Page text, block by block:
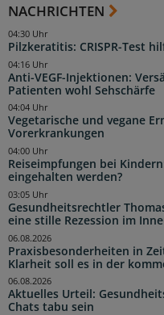
NACHRICHTEN
Pilzkeratitis: CRISPR-Test
04:30 Uhr
Anti-VEGF-Injektionen:
Patienten wohl Sehschärfe
04:16 Uhr
Vegetarische und vegane
Vorerkrankungen
04:04 Uhr
Reiseimpfungen bei
eingehalten werden?
04:00 Uhr
Gesundheitsrechtler
eine stille Rezession im
03:05 Uhr
Praxisbesonderheiten in
Klarheit soll es in der
06.08.2026
Aktuelles Urteil:
Chats tabu sein
06.08.2026